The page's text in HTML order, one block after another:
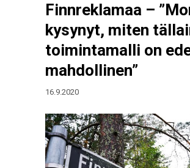
Finnreklamaa –
kysynyt, miten
toimintamalli on
mahdollinen”
16.9.2020